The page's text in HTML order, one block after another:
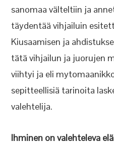
sanomaa välteltiin ja
täydentää vihjailuin
Kiusaamisen ja
tätä vihjailun ja juorujen
viihtyi ja eli
sepitteellisiä tarinoita
valehtelija.
Ihminen on valehteleva